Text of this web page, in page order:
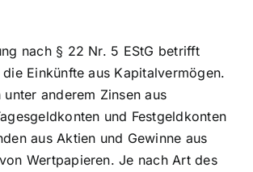
nach § 22 Nr. 5 EStG betrifft
Einkünfte aus Kapitalvermögen.
anderem Zinsen aus
und Festgeldkonten
aus Aktien und Gewinne aus
Wertpapieren. Je nach Art des